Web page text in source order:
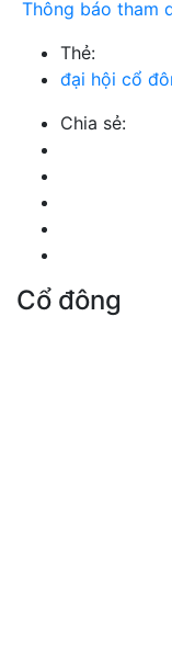
Thông báo tham
Thẻ:
đại hội cổ
Chia sẻ:
Cổ đông